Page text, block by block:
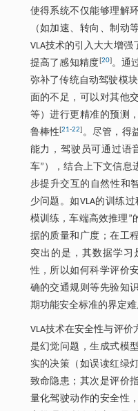
使得系统不仅能够理解
（如加速、转向、制动
VLA技术的引入大大增强
提高了感知精度[20]。通
弥补了传统自动驾驶模
面的不足，可以对其他
等）进行更精准的预测
鲁棒性[21-22] 。尽管，得
能力，驾驶员可通过语
车”），结合上下文信息
步提升交互的自然性和
少问题。如VLA的训练
模训练，车端高效推理”
据的质量和广度；在工
突出的是，其数据学
性，所以如何科学评价
确的交通规则等先验知
期功能安全标准的界定难
VLA技术在安全性与评
是幻觉问题，生成式模
实的决策（如误读红绿
致命隐患；其次是评价
量化驾驶动作的安全性